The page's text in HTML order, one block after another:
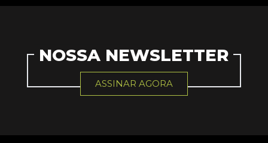
NOSSA NEWSLETTER
ASSINAR AGORA